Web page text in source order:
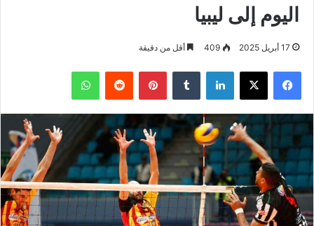
اليوم إلى ليبيا
17 أبريل 2025 409 أقل من دقيقة
فيسبوك ‫X لينكدإن بينتيريست واتساب